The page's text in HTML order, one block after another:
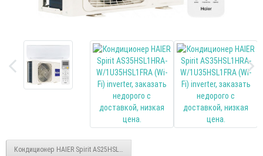
Кондиционер HAIER Spirit AS25HSL1HRA-W/1U25HSL1FRA (Wi-Fi) inverter